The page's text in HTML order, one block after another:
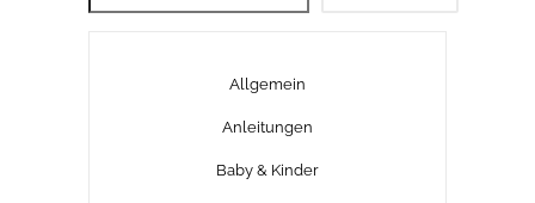
Allgemein
Anleitungen
Baby & Kinder